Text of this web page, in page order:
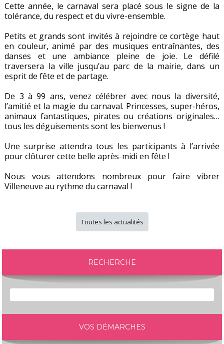
Cette année, le carnaval sera placé sous le signe de la
tolérance, du respect et du vivre-ensemble.
Petits et grands sont invités à rejoindre ce cortège haut
en couleur, animé par des musiques entraînantes, des
danses et une ambiance pleine de joie. Le défilé
traversera la ville jusqu’au parc de la mairie, dans un
esprit de fête et de partage.
De 3 à 99 ans, venez célébrer avec nous la diversité,
l’amitié et la magie du carnaval. Princesses, super-héros,
animaux fantastiques, pirates ou créations originales…
tous les déguisements sont les bienvenus !
Une surprise attendra tous les participants à l’arrivée
pour clôturer cette belle après-midi en fête !
Nous vous attendons nombreux pour faire vibrer
Villeneuve au rythme du carnaval !
Toutes les actualités
RECHERCHE
VOS DÉMARCHES